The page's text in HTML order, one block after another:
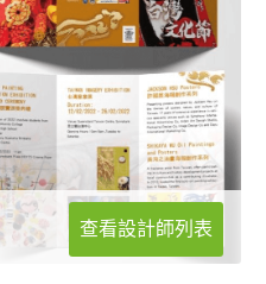
查看設計師列表